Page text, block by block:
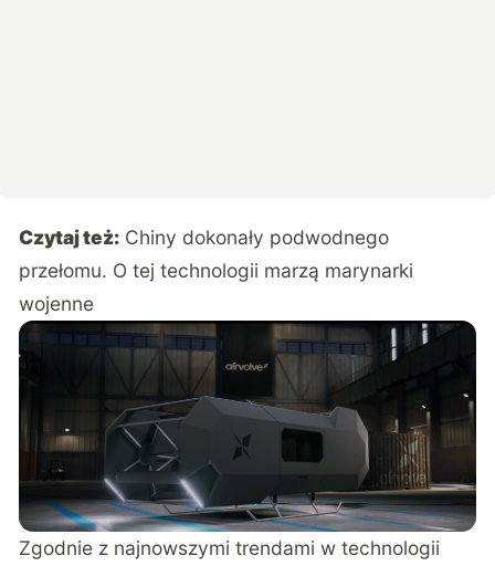
Czytaj też: Chiny dokonały podwodnego
przełomu. O tej technologii marzą marynarki
wojenne
Zgodnie z najnowszymi trendami w technologii